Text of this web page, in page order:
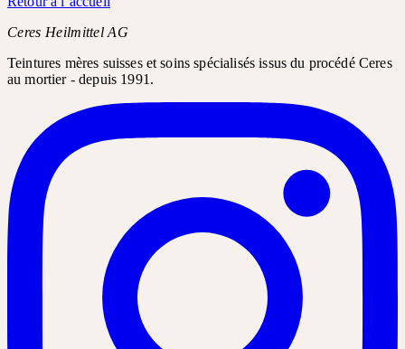
Ceres Heilmittel AG
Teintures mères suisses et soins spécialisés issus du procédé Ceres
au mortier - depuis 1991.